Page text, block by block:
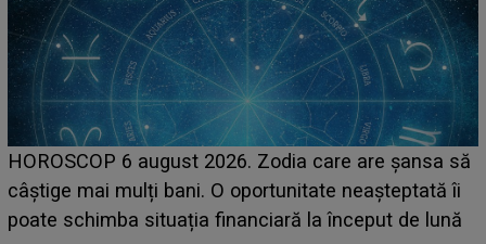
LINE-UP UNTOLD ONE, prima zi. Cine sunt artiștii
care deschid festivalul și de la ce ore au loc cele mai
așteptate concerte pe scena principală?